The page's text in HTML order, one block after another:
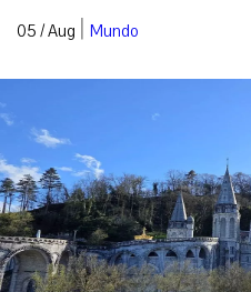
05 / Aug | Mundo